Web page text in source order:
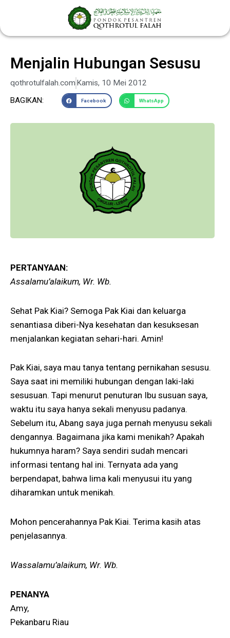
konten
Menjalin Hubungan Sesusu
qothrotulfalah.com Kamis, 10 Mei 2012
BAGIKAN:
Facebook WhatsApp
PERTANYAAN:
Assalamu’alaikum, Wr. Wb.
Sehat Pak Kiai? Semoga Pak Kiai dan keluarga
senantiasa diberi-Nya kesehatan dan kesuksesan
menjalankan kegiatan sehari-hari. Amin!
Pak Kiai, saya mau tanya tentang pernikahan sesusu.
Saya saat ini memiliki hubungan dengan laki-laki
sesusuan. Tapi menurut penuturan Ibu susuan saya,
waktu itu saya hanya sekali menyusu padanya.
Sebelum itu, Abang saya juga pernah menyusu sekali
dengannya. Bagaimana jika kami menikah? Apakah
hukumnya haram? Saya sendiri sudah mencari
informasi tentang hal ini. Ternyata ada yang
berpendapat, bahwa lima kali menyusui itu yang
diharamkan untuk menikah.
Mohon pencerahannya Pak Kiai. Terima kasih atas
penjelasannya.
Wassalamu’alaikum, Wr. Wb.
PENANYA
Amy,
Pekanbaru Riau